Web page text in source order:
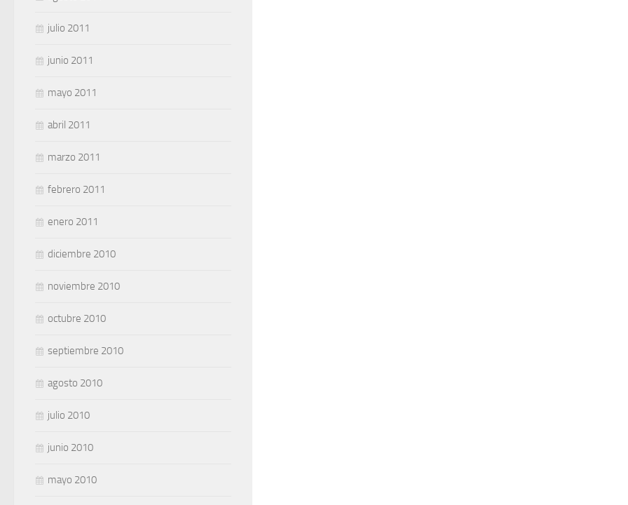
julio 2011
junio 2011
mayo 2011
abril 2011
marzo 2011
febrero 2011
enero 2011
diciembre 2010
noviembre 2010
octubre 2010
septiembre 2010
agosto 2010
julio 2010
junio 2010
mayo 2010